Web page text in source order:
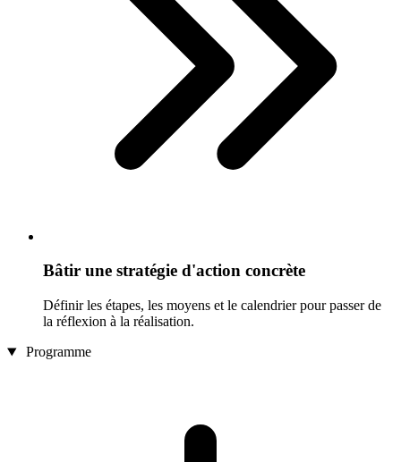
Bâtir une stratégie d'action concrète
Définir les étapes, les moyens et le calendrier pour passer de
la réflexion à la réalisation.
Programme